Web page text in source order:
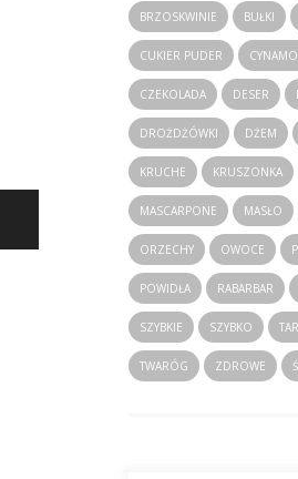
BRZOSKWINIE BUŁKI
CUKIER PUDER
CZEKOLADA DESER
DROŻDŻÓWKI DŻEM
KRUCHE KRUSZONKA
MASCARPONE MASŁO
ORZECHY OWOCE
POWIDŁA RABARBAR
SZYBKIE SZYBKO
TWARÓG ZDROWE